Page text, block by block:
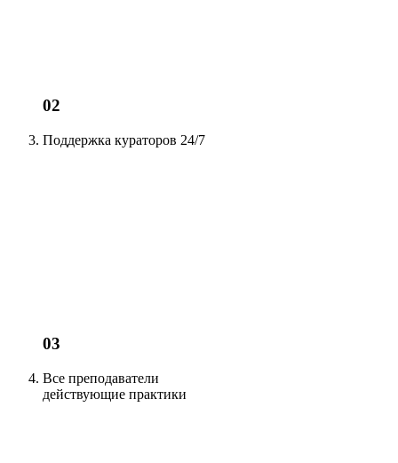
02
Поддержка кураторов 24/7
03
Все преподаватели
действующие практики